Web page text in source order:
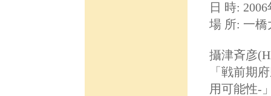
日 時:
場 所: 一橋
攝津斉彦
「戦前期
用可能性-